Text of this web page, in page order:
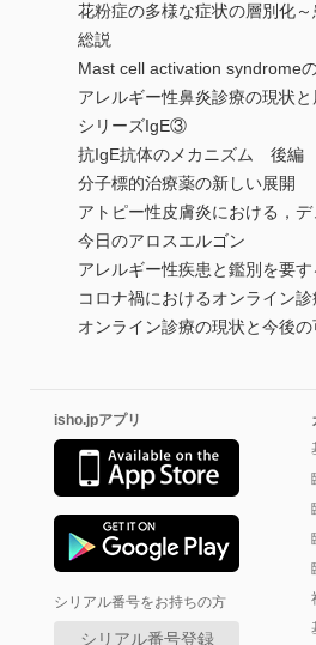
花粉症の多様な症状の層別化
総説
Mast cell activation
アレルギー性鼻炎診療の現状
シリーズIgE③
抗IgE抗体のメカニズム 後編
分子標的治療薬の新しい展開
アトピー性皮膚炎における，
今日のアロスエルゴン
アレルギー性疾患と鑑別を要
コロナ禍におけるオンライン
オンライン診療の現状と今後
isho.jpアプリ
シリアル番号をお持ちの方
シリアル番号登録